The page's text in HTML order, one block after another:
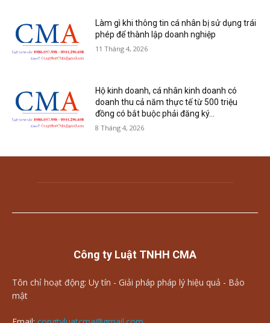
Làm gì khi thông tin cá nhân bị sử dụng trái
phép để thành lập doanh nghiệp
11 Tháng 4, 2026
Hộ kinh doanh, cá nhân kinh doanh có
doanh thu cả năm thực tế từ 500 triệu
đồng có bắt buộc phải đăng ký...
8 Tháng 4, 2026
Công ty Luật TNHH CMA
Tôn chỉ hoạt động: Uy tín - Giải pháp pháp lý hiệu quả - Bảo
mật